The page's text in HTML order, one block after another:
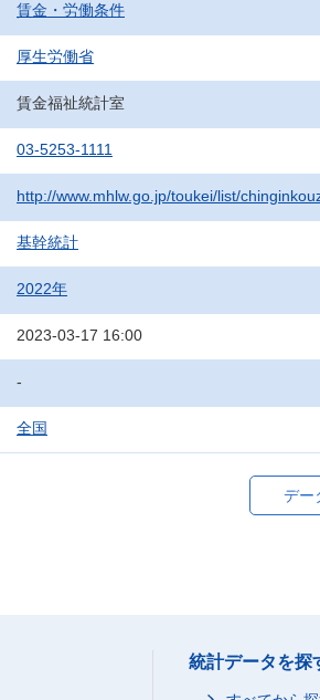
賃金・労働条件
厚生労働省
賃金福祉統計室
03-5253-1111
http://www.mhlw.go.jp/toukei/list/
基幹統計
2022年
2023-03-17 16:00
-
全国
デー
統計データを探